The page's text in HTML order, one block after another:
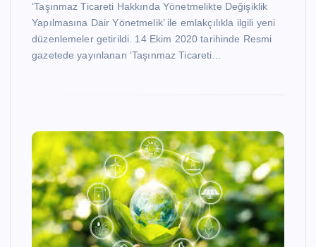
‘Taşınmaz Ticareti Hakkında Yönetmelikte Değişiklik
Yapılmasına Dair Yönetmelik’ ile emlakçılıkla ilgili yeni
düzenlemeler getirildi. 14 Ekim 2020 tarihinde Resmi
gazetede yayınlanan ‘Taşınmaz Ticareti…